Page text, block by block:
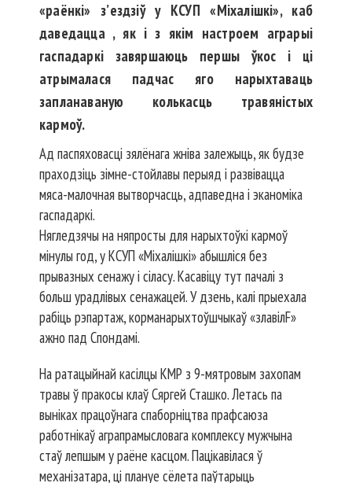
«раёнкі» з’ездзіў у КСУП «Міхалішкі», каб
даведацца , як і з якім настроем аграрыі
гаспадаркі завяршаюць першы ўкос і ці
атрымалася падчас яго нарыхтаваць
запланаваную колькасць травяністых
кармоў.
Ад паспяховасці зялёнага жніва залежыць, як будзе
праходзіць зімне-стойлавы перыяд і развівацца
мяса-малочная вытворчасць, адпаведна і эканоміка
гаспадаркі.
Нягледзячы на няпросты для нарыхтоўкі кармоў
мінулы год, у КСУП «Міхалішкі» абышліся без
прывазных сенажу і сіласу. Касавіцу тут пачалі з
больш урадлівых сенажацей. У дзень, калі прыехала
рабіць рэпартаж, корманарыхтоўшчыкаў «злавілF»
ажно пад Спондамі.
На ратацыйнай касілцы КМР з 9-мят­ровым захопам
травы ў пракосы клаў Сяргей Сташко. Летась па
выніках працоўнага спаборніцтва прафсаюза
работнікаў аграпрамысловага комплексу мужчына
стаў лепшым у раёне касцом. Пацікавілася ў
механізатара, ці плануе сёлета паўтарыць